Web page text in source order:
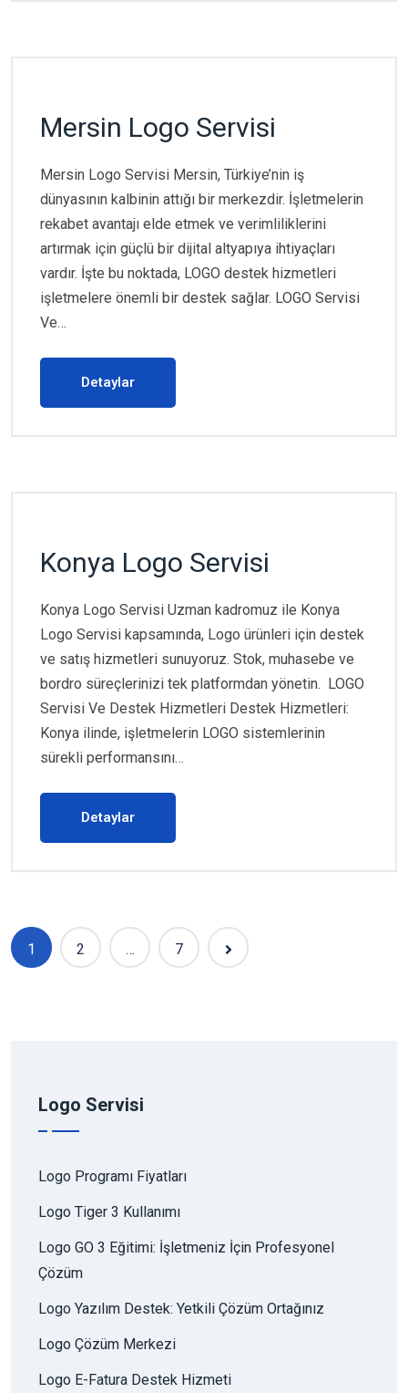
Mersin Logo Servisi
Mersin Logo Servisi Mersin, Türkiye’nin iş
dünyasının kalbinin attığı bir merkezdir. İşletmelerin
rekabet avantajı elde etmek ve verimliliklerini
artırmak için güçlü bir dijital altyapıya ihtiyaçları
vardır. İşte bu noktada, LOGO destek hizmetleri
işletmelere önemli bir destek sağlar. LOGO Servisi
Ve…
Detaylar
Konya Logo Servisi
Konya Logo Servisi Uzman kadromuz ile Konya
Logo Servisi kapsamında, Logo ürünleri için destek
ve satış hizmetleri sunuyoruz. Stok, muhasebe ve
bordro süreçlerinizi tek platformdan yönetin. LOGO
Servisi Ve Destek Hizmetleri Destek Hizmetleri:
Konya ilinde, işletmelerin LOGO sistemlerinin
sürekli performansını…
Detaylar
1 2 … 7
Logo Servisi
Logo Programı Fiyatları
Logo Tiger 3 Kullanımı
Logo GO 3 Eğitimi: İşletmeniz İçin Profesyonel
Çözüm
Logo Yazılım Destek: Yetkili Çözüm Ortağınız
Logo Çözüm Merkezi
Logo E-Fatura Destek Hizmeti